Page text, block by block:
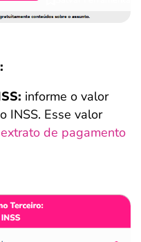
informe o valor
INSS. Esse valor
extrato de pagamento